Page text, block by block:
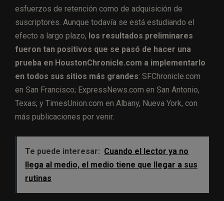
esfuerzos de retención como de adquisición de
suscriptores. Aunque todavía se está estudiando el
efecto a largo plazo, los resultados preliminares
fueron tan positivos que se pasó de hacer una
prueba en HoustonChronicle.com a implementarlo
en todos sus sitios más grandes: SFChronicle.com
en San Francisco; ExpressNews.com en San Antonio,
Texas; y TimesUnion.com en Albany, Nueva York, con
más publicaciones por venir.
Te puede interesar: Cuando el lector ya no
llega al medio, el medio tiene que llegar a sus
rutinas